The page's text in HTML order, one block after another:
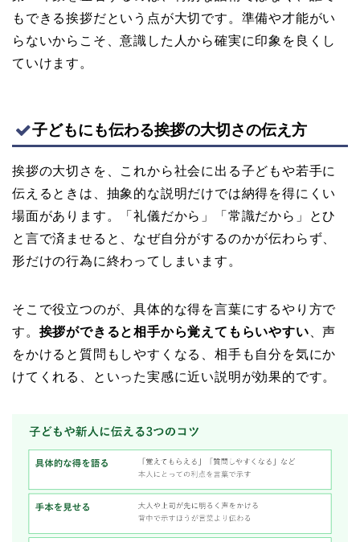
もできる挨拶だという点が大切です。準備や才能がい
らないからこそ、意識した人から確実に印象を良くし
ていけます。
子どもにも伝わる挨拶の大切さの伝え方
挨拶の大切さを、これから社会に出る子どもや若手に
伝えるときは、抽象的な説明だけでは納得を得にくい
場面があります。「礼儀だから」「常識だから」とひ
と言で済ませると、なぜ自分がするのかが伝わらず、
形だけの行為に終わってしまいます。
そこで役立つのが、具体的な得を言葉にするやり方で
す。 挨拶ができると相手から覚えてもらいやすい 、声
をかけると質問もしやすくなる、相手も自分を気にか
けてくれる、といった実感に近い説明が効果的です。